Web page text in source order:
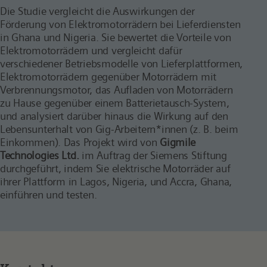
Die Studievergleicht die Auswirkungen der
Förderung von Elektromotorrädern bei Lieferdiensten
in Ghana und Nigeria. Sie bewertet die Vorteile von
Elektromotorrädern und vergleicht dafür
verschiedener Betriebsmodelle von Lieferplattformen,
Elektromotorrädern gegenüber Motorrädern mit
Verbrennungsmotor, das Aufladen von Motorrädern
zu Hause gegenüber einem Batterietausch-System,
und analysiert darüber hinaus die Wirkung auf den
Lebensunterhalt von Gig-Arbeitern*innen (z. B. beim
Einkommen). Das Projekt wird von Gigmile
Technologies Ltd. im Auftrag der Siemens Stiftung
durchgeführt, indem Sie elektrische Motorräder auf
ihrer Plattform in Lagos, Nigeria, und Accra, Ghana,
einführen und testen.